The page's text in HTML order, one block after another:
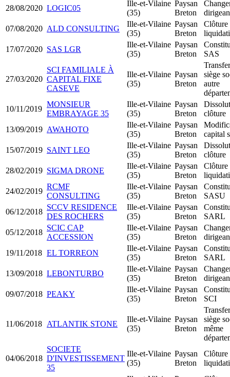
28/08/2020 LOGIC05
Ille-et-Vilaine
(35)
Paysan
Breton
07/08/2020 ALD CONSULTING
Ille-et-Vilaine
(35)
Paysan
Breton
Clôture
17/07/2020 SAS LGR
Ille-et-Vilaine
(35)
Paysan
Breton
SAS
27/03/2020
SCI FAMILIALE À
CAPITAL FIXE
CASEVE
Ille-et-Vilaine
(35)
Paysan
Breton
siège
autre
10/11/2019
MONSIEUR
EMBRAYAGE 35
Ille-et-Vilaine
(35)
Paysan
Breton
clôture
13/09/2019 AWAHOTO
Ille-et-Vilaine
(35)
Paysan
Breton
capital
15/07/2019 SAINT LEO
Ille-et-Vilaine
(35)
Paysan
Breton
clôture
28/02/2019 SIGMA DRONE
Ille-et-Vilaine
(35)
Paysan
Breton
Clôture
24/02/2019
RCMF
CONSULTING
Ille-et-Vilaine
(35)
Paysan
Breton
SASU
06/12/2018
SCCV RESIDENCE
DES ROCHERS
Ille-et-Vilaine
(35)
Paysan
Breton
SARL
05/12/2018
SCIC CAP
ACCESSION
Ille-et-Vilaine
(35)
Paysan
Breton
19/11/2018 EL TORREON
Ille-et-Vilaine
(35)
Paysan
Breton
SARL
13/09/2018 LEBONTURBO
Ille-et-Vilaine
(35)
Paysan
Breton
09/07/2018 PEAKY
Ille-et-Vilaine
(35)
Paysan
Breton
SCI
11/06/2018 ATLANTIK STONE
Ille-et-Vilaine
(35)
Paysan
Breton
siège
même
04/06/2018
SOCIETE
D'INVESTISSEMENT
35
Ille-et-Vilaine
(35)
Paysan
Breton
Clôture